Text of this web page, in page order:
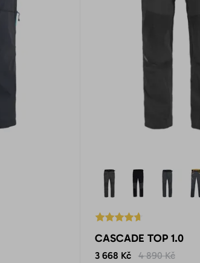
CASCADE TOP 1.0
3 668 Kč 4 890 Kč